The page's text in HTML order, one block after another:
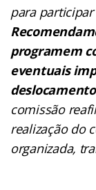
para
programem
eventuais
comissão
realização do
organizada,